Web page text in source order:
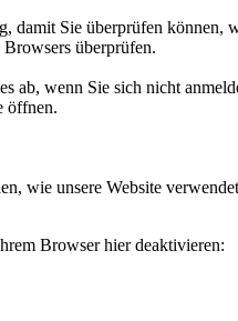
Sie überprüfen
überprüfen.
wenn Sie sich nicht
öffnen.
wie unsere Website
Browser hier deaktivieren: